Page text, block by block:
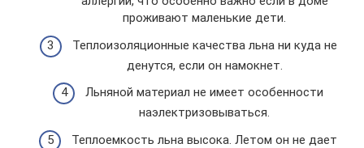
проживают маленькие дети.
Теплоизоляционные качества льна ни куда не
денутся, если он намокнет.
Льняной материал не имеет особенности
наэлектризовываться.
Теплоемкость льна высока. Летом он не дает